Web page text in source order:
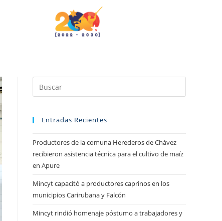
Entradas Recientes
Productores de la comuna Herederos de Chávez
recibieron asistencia técnica para el cultivo de maíz
en Apure
Mincyt capacitó a productores caprinos en los
municipios Carirubana y Falcón
Mincyt rindió homenaje póstumo a trabajadores y